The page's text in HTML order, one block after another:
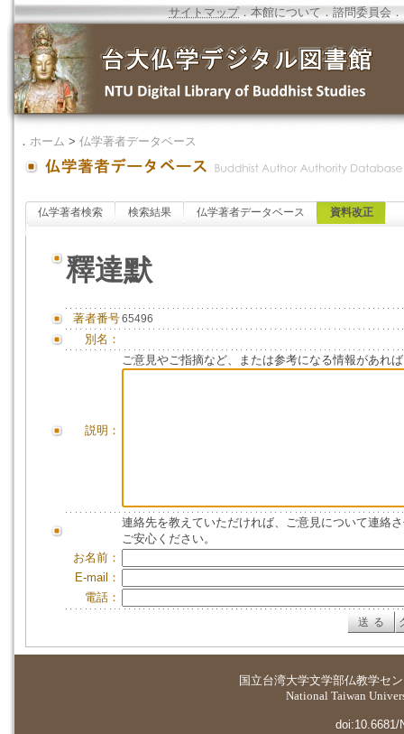
サイトマップ．本館について ．諮問委員会 ．
． ホーム > 仏学著者データベース
仏学著者検索 検索結果 仏学著者データベース 資料改正
釋達默
著者番号65496
別名：
説明：
ご意見やご指摘など、または参考になる情報があれ
連絡先を教えていただければ、ご意見について連絡
ご安心ください。
お名前：
E-mail：
電話：
国立台湾大学文学部仏教学セ
National Taiwan
doi:10.6681/